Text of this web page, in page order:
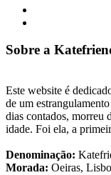
Sobre a
Este website é
de um
dias contados, morreu
idade. Foi ela, a
Denominação:
Morada: Oeiras,